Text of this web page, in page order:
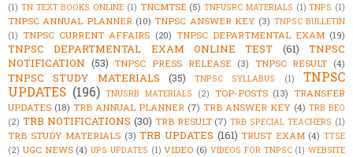
(1) TN TEXT BOOKS ONLINE (1) TNCMTSE (5) TNFUSRC MATERIALS (1) TNPS (1)
TNPSC ANNUAL PLANNER (10) TNPSC ANSWER KEY (3) TNPSC BULLETIN
(1) TNPSC CURRENT AFFAIRS (20) TNPSC DEPARTMENTAL EXAM (19)
TNPSC DEPARTMENTAL EXAM ONLINE TEST (61)
TNPSC
NOTIFICATION (53) TNPSC PRESS RELEASE (3) TNPSC RESULT (4)
TNPSC STUDY MATERIALS (35) TNPSC SYLLABUS (1)
TNPSC
UPDATES (196) TNUSRB MATERIALS (2) TOP-POSTS (13) TRANSFER
UPDATES (18) TRB ANNUAL PLANNER (7) TRB ANSWER KEY (4) TRB BEO
(2) TRB NOTIFICATIONS (30) TRB RESULT (7) TRB SPECIAL TEACHERS (1)
TRB STUDY MATERIALS (3) TRB UPDATES (161) TRUST EXAM (4) TTSE
(2) UGC NEWS (4) UPS UPDATES (1) VIDEO (6) VIDEOS FOR TNPSC (1) WEBSITE